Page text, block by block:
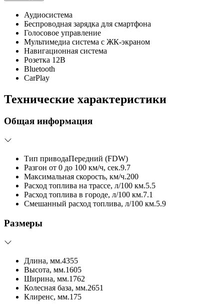
Аудиосистема
Беспроводная зарядка для смартфона
Голосовое управление
Мультимедиа система с ЖК-экраном
Навигационная система
Розетка 12В
Bluetooth
CarPlay
Технические характеристики
Общая информация
Тип приводаПередний (FDW)
Разгон от 0 до 100 км/ч, сек.9.7
Максимальная скорость, км/ч.200
Расход топлива на трассе, л/100 км.5.5
Расход топлива в городе, л/100 км.7.1
Смешанный расход топлива, л/100 км.5.9
Размеры
Длина, мм.4355
Высота, мм.1605
Ширина, мм.1762
Колесная база, мм.2651
Клиренс, мм.175